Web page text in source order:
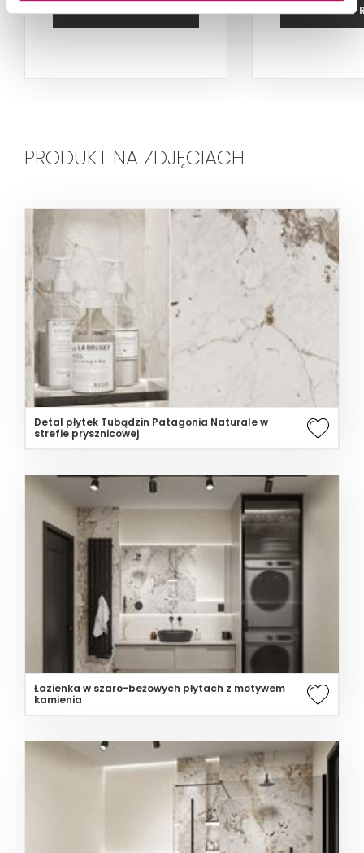
ZOBACZ PRODUKT ZOBACZ
PRODUKT NA ZDJĘCIACH
Detal płytek Tubądzin Patagonia Naturale w
strefie prysznicowej
Łazienka w szaro-beżowych płytach z motywem
kamienia